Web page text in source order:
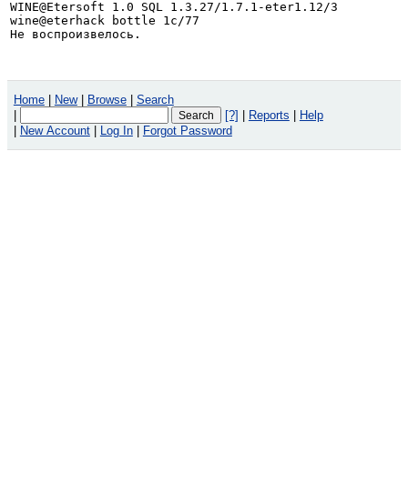
WINE@Etersoft 1.0 SQL 1.3.27/1.7.1-eter1.12/3
wine@eterhack bottle 1c/77
Не воспроизвелось.
Home New Browse
Search
[?] Reports
Help
New Account Log In Forgot Password